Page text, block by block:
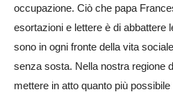
occupazione. Ciò che papa
esortazioni e lettere è di abbattere
sono in ogni fronte della vita
senza sosta. Nella nostra regione
mettere in atto quanto più possibile